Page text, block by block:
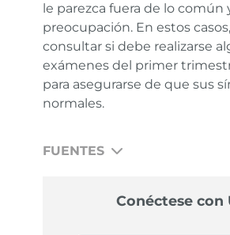
le parezca fuera de lo común
preocupación. En estos
consultar si debe realizarse
exámenes del primer
para asegurarse de que sus
normales.
FUENTES
pregnancy: Tips for a better
Conéctese con